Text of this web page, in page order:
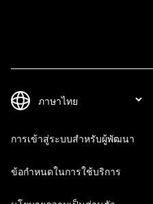
การเข้าสู่ระบบสำหรับผู้พัฒนา
ข้อกำหนดในการใช้บริการ